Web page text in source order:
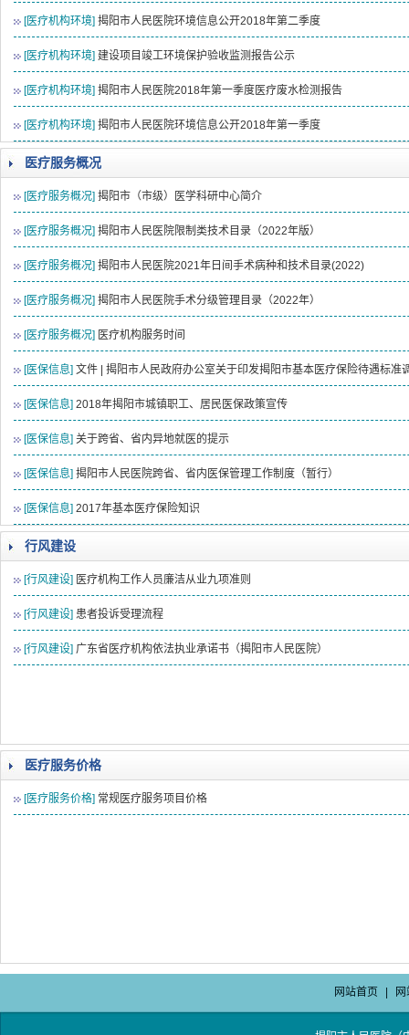
[医疗机构环境] 揭阳市人民医院环境信息公开2018年第二季度
[医疗机构环境] 建设项目竣工环境保护验收监测报告公示
[医疗机构环境] 揭阳市人民医院2018年第一季度医疗废水检测报告
[医疗机构环境] 揭阳市人民医院环境信息公开2018年第一季度
医疗服务概况
[医疗服务概况] 揭阳市（市级）医学科研中心简介
[医疗服务概况] 揭阳市人民医院限制类技术目录（2022年版）
[医疗服务概况] 揭阳市人民医院2021年日间手术病种和技术目录(2022)
[医疗服务概况] 揭阳市人民医院手术分级管理目录（2022年）
[医疗服务概况] 医疗机构服务时间
[医保信息] 文件 | 揭阳市人民政府办公室关于印发揭阳市基本医疗保险待遇标准
[医保信息] 2018年揭阳市城镇职工、居民医保政策宣传
[医保信息] 关于跨省、省内异地就医的提示
[医保信息] 揭阳市人民医院跨省、省内医保管理工作制度（暂行）
[医保信息] 2017年基本医疗保险知识
行风建设
[行风建设] 医疗机构工作人员廉洁从业九项准则
[行风建设] 患者投诉受理流程
[行风建设] 广东省医疗机构依法执业承诺书（揭阳市人民医院）
医疗服务价格
[医疗服务价格] 常规医疗服务项目价格
网站首页